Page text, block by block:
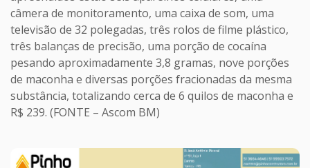
câmera de monitoramento, uma caixa de som, uma
televisão de 32 polegadas, três rolos de filme plástico,
três balanças de precisão, uma porção de cocaína
pesando aproximadamente 3,8 gramas, nove porções
de maconha e diversas porções fracionadas da mesma
substância, totalizando cerca de 6 quilos de maconha e
R$ 239. (FONTE – Ascom BM)